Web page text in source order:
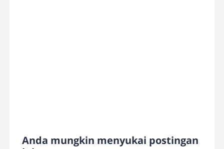
Anda mungkin menyukai postingan